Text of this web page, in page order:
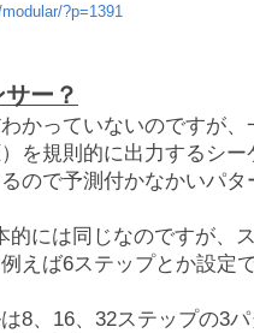
?p=1391
ー？
かっていないのですが
）を規則的に出力するシ
ので予測付かなかいパ
的には同じなのですが、
えば6ステップとか設定
8、16、32ステップの3